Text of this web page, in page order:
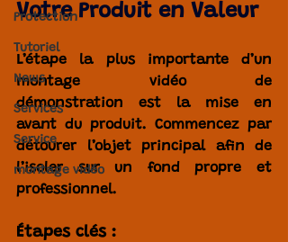
Protection
Tutoriel
News
Services
Service
montage vidéo
Votre Produit en Valeur
montage vidéo de
démonstration est la mise en
avant du produit
détourer l’objet principal afin de
l’isoler sur un fond propre et
professionnel.
Étapes clés :